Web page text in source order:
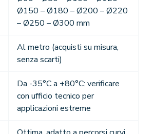
Ø150 – Ø180 – Ø200 – Ø220
– Ø250 – Ø300 mm
Al metro (acquisti su misura,
senza scarti)
Da -35°C a +80°C: verificare
con ufficio tecnico per
applicazioni estreme